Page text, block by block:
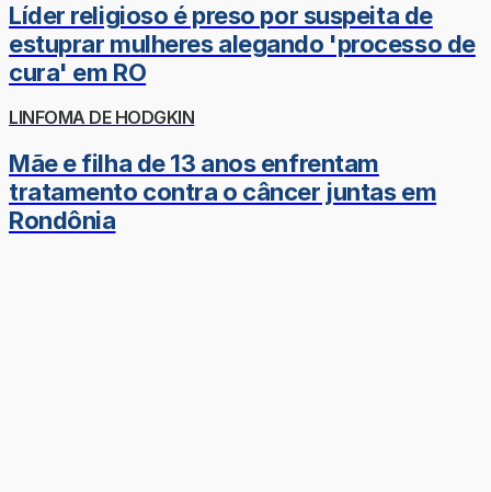
Líder religioso é preso por suspeita de
estuprar mulheres alegando 'processo de
cura' em RO
LINFOMA DE HODGKIN
Mãe e filha de 13 anos enfrentam
tratamento contra o câncer juntas em
Rondônia